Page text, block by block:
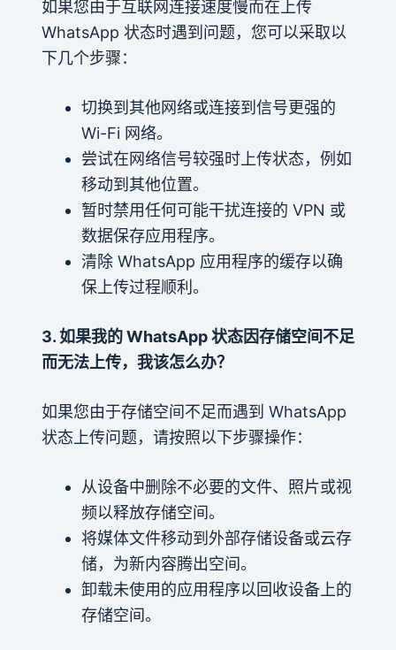
如果您由于互联网连接速度慢而在上传
WhatsApp 状态时遇到问题，您可以采取以
下几个步骤：
切换到其他网络或连接到信号更强的
Wi-Fi 网络。
尝试在网络信号较强时上传状态，例如
移动到其他位置。
暂时禁用任何可能干扰连接的 VPN 或
数据保存应用程序。
清除 WhatsApp 应用程序的缓存以确
保上传过程顺利。
3. 如果我的 WhatsApp 状态因存储空间不足
而无法上传，我该怎么办？
如果您由于存储空间不足而遇到 WhatsApp
状态上传问题，请按照以下步骤操作：
从设备中删除不必要的文件、照片或视
频以释放存储空间。
将媒体文件移动到外部存储设备或云存
储，为新内容腾出空间。
卸载未使用的应用程序以回收设备上的
存储空间。